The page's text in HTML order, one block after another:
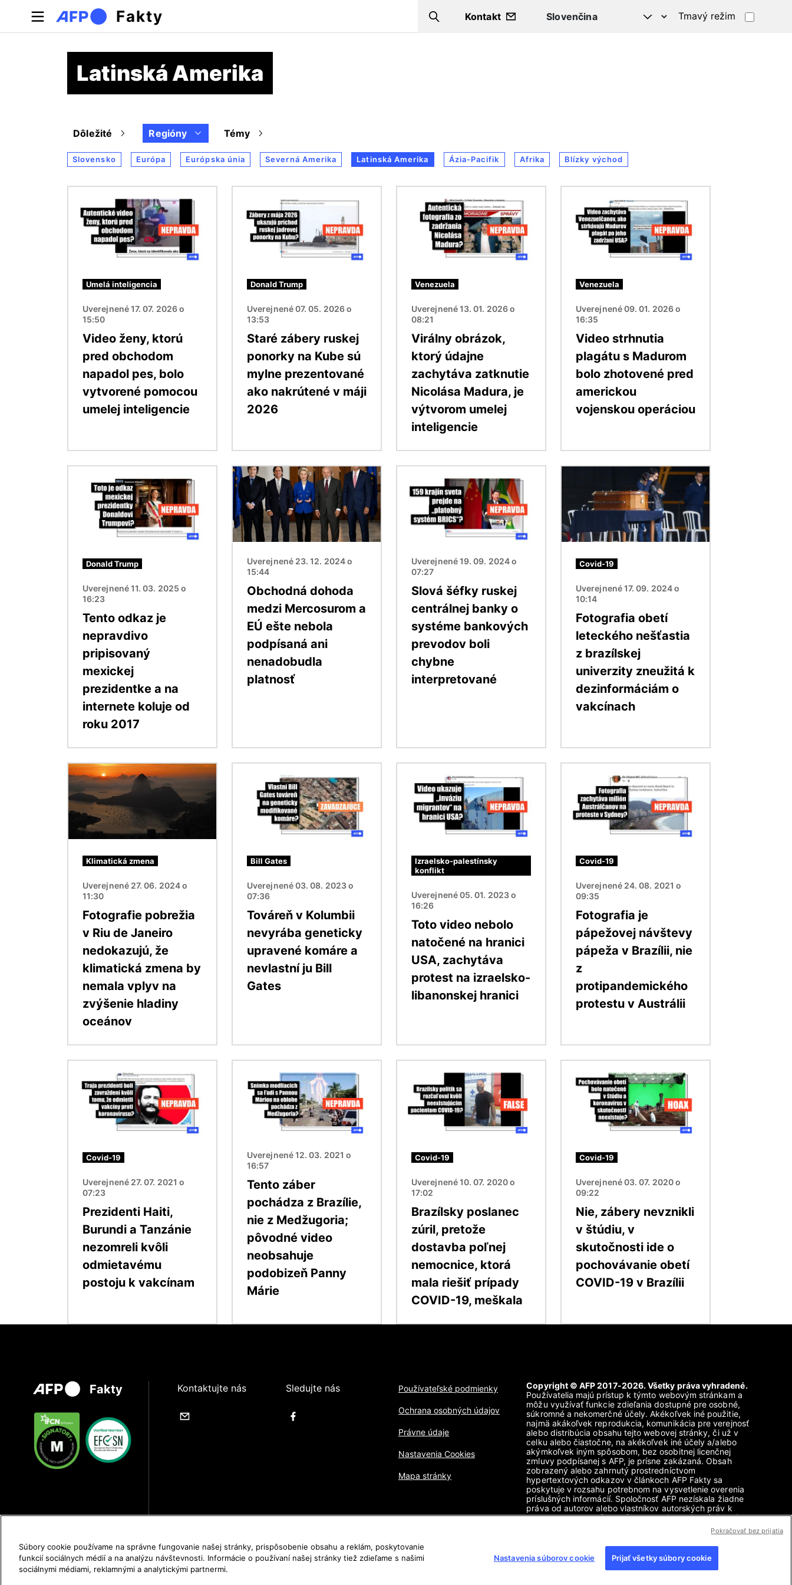
Skočiť na hlavný obsah
Fakty Search
Kontakt Tmavý režim
Latinská Amerika
Dôležité Regióny Témy
Slovensko Európa Európska únia Severná Amerika Latinská Amerika Ázia-Pacifik Afrika Blízky východ
Umelá inteligencia
Uverejnené 17. 07. 2026 o
15:50
Video ženy, ktorú
pred obchodom
napadol pes, bolo
vytvorené pomocou
umelej inteligencie
Donald Trump
Uverejnené 07. 05. 2026 o
13:53
Staré zábery ruskej
ponorky na Kube sú
mylne prezentované
ako nakrútené v máji
2026
Venezuela
Uverejnené 13. 01. 2026 o
08:21
Virálny obrázok,
ktorý údajne
zachytáva zatknutie
Nicolása Madura, je
výtvorom umelej
inteligencie
Venezuela
Uverejnené 09. 01. 2026 o
16:35
Video strhnutia
plagátu s Madurom
bolo zhotovené pred
americkou
vojenskou operáciou
Donald Trump
Uverejnené 11. 03. 2025 o
16:23
Tento odkaz je
nepravdivo
pripisovaný
mexickej
prezidentke a na
internete koluje od
roku 2017
Obrázok
Uverejnené 23. 12. 2024 o
15:44
Obchodná dohoda
medzi Mercosurom a
EÚ ešte nebola
podpísaná ani
nenadobudla
platnosť
Uverejnené 19. 09. 2024 o
07:27
Slová šéfky ruskej
centrálnej banky o
systéme bankových
prevodov boli
chybne
interpretované
Covid-19
Uverejnené 17. 09. 2024 o
10:14
Fotografia obetí
leteckého nešťastia
z brazílskej
univerzity zneužitá k
dezinformáciám o
vakcínach
Obrázok
Klimatická zmena
Uverejnené 27. 06. 2024 o
11:30
Fotografie pobrežia
v Riu de Janeiro
nedokazujú, že
klimatická zmena by
nemala vplyv na
zvýšenie hladiny
oceánov
Bill Gates
Uverejnené 03. 08. 2023 o
07:36
Továreň v Kolumbii
nevyrába geneticky
upravené komáre a
nevlastní ju Bill
Gates
Izraelsko-palestínsky
konflikt
Uverejnené 05. 01. 2023 o
16:26
Toto video nebolo
natočené na hranici
USA, zachytáva
protest na izraelsko-
libanonskej hranici
Covid-19
Uverejnené 24. 08. 2021 o
09:35
Fotografia je
pápežovej návštevy
pápeža v Brazílii, nie
z
protipandemického
protestu v Austrálii
Covid-19
Uverejnené 27. 07. 2021 o
07:23
Prezidenti Haiti,
Burundi a Tanzánie
nezomreli kvôli
odmietavému
postoju k vakcínam
Uverejnené 12. 03. 2021 o
16:57
Tento záber
pochádza z Brazílie,
nie z Medžugoria;
pôvodné video
neobsahuje
podobizeň Panny
Márie
Covid-19
Uverejnené 10. 07. 2020 o
17:02
Brazílsky poslanec
zúril, pretože
dostavba poľnej
nemocnice, ktorá
mala riešiť prípady
COVID-19, meškala
Covid-19
Uverejnené 03. 07. 2020 o
09:22
Nie, zábery nevznikli
v štúdiu, v
skutočnosti ide o
pochovávanie obetí
COVID-19 v Brazílii
Fakty Kontaktujte nás Sledujte nás Používateľské podmienky
Ochrana osobných údajov
Právne údaje
Nastavenia Cookies
Mapa stránky
Copyright © AFP 2017-2026. Všetky práva vyhradené.
Používatelia majú prístup k týmto webovým stránkam a
môžu využívať funkcie zdieľania dostupné pre osobné,
súkromné a nekomerčné účely. Akékoľvek iné použitie,
najmä akákoľvek reprodukcia, komunikácia pre verejnosť
alebo distribúcia obsahu tejto webovej stránky, či už v
celku alebo čiastočne, na akékoľvek iné účely a/alebo
akýmkoľvek iným spôsobom, bez osobitnej licenčnej
zmluvy podpísanej s AFP, je prísne zakázaná. Obsah
zobrazený alebo zahrnutý prostredníctvom
hypertextových odkazov v článkoch AFP Fakty sa
poskytuje v rozsahu potrebnom na vysvetlenie overenia
príslušných informácií. Spoločnosť AFP nezískala žiadne
práva od autorov alebo vlastníkov autorských práv k
tomuto obsahu tretích strán a nenesie v tejto súvislosti
žiadnu zodpovednosť. AFP a jej logo sú registrované
Súbory cookie používame na správne fungovanie našej stránky, prispôsobenie obsahu a reklám, poskytovanie
funkcií sociálnych médií a na analýzu návštevnosti. Informácie o používaní našej stránky tiež zdieľame s našimi
sociálnymi médiami, reklamnými a analytickými partnermi.
Nastavenia súborov cookie Prijať všetky súbory cookie
Pokračovať bez prijatia